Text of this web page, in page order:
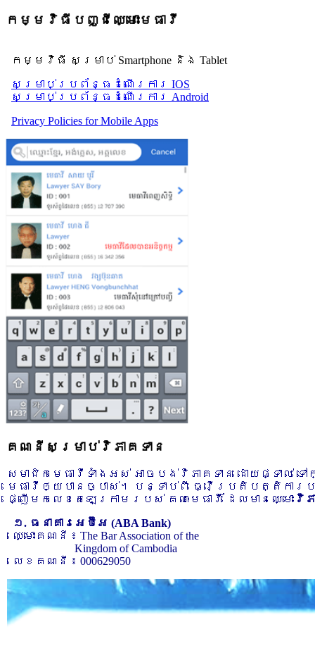
កម្មវិធីបញ្ជីឈ្មោះមេធាវី
កម្មវិធី សម្រាប់ Smartphone និង Tablet
សម្រាប់​ប្រព័ន្ធដំណើរការ IOS
សម្រាប់​ប្រព័ន្ធដំណើរការ Android
Privacy Policies for Mobile Apps
គណនីសម្រាប់វិភាគទាន
សមាជិកមេធាវីទាំងអស់ អាចបង់វិភាគទាន ដោយផ្ទាល់
មេធាវីឲ្យបានច្បាស់។ បន្ទាប់ពី ធ្វើប្រតិបត្តិកា
ផ្ញើមកលេខតេឡេក្រាមរបស់ គណៈមេធាវី ដែលមានឈ្មោះ វិភ
១. ធនាគារអេប៊ីអេ (ABA Bank)
ឈ្មោះគណនី ៖ The Bar Association of the
Kingdom of Cambodia
លេខគណនី ៖ 000629050